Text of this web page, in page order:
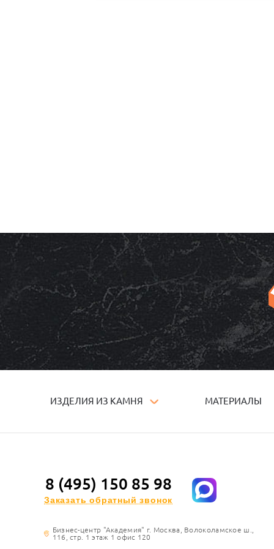
ИЗДЕЛИЯ ИЗ КАМНЯ МАТЕРИАЛЫ
8 (495) 150 85 98
Заказать обратный звонок
Бизнес-центр "Академия" г. Москва, Волоколамское ш.,
116, стр. 1 этаж 1 офис 120